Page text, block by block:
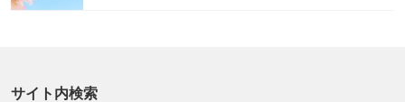
サイト内検索